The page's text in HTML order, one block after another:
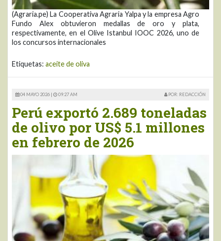
(Agraria.pe) La Cooperativa Agraria Yalpa y la empresa Agro
Fundo Alex obtuvieron medallas de oro y plata,
respectivamente, en el Olive Istanbul IOOC 2026, uno de
los concursos internacionales
Etiquetas: aceite de oliva
04 MAYO 2026 | 09:27 AM POR: REDACCIÓN
Perú exportó 2.689 toneladas
de olivo por US$ 5.1 millones
en febrero de 2026